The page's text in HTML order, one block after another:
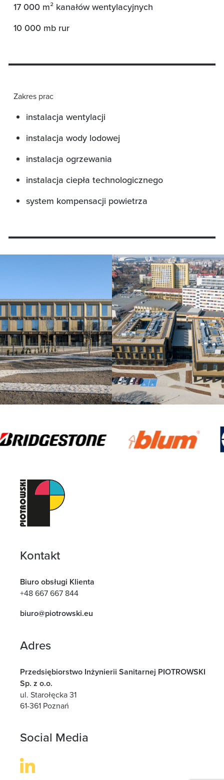
17 000 m² kanałów wentylacyjnych
10 000 mb rur
Zakres prac
instalacja wentylacji
instalacja wody lodowej
instalacja ogrzewania
instalacja ciepła technologicznego
system kompensacji powietrza
Kontakt
Biuro obsługi Klienta
+48 667 667 844
biuro@piotrowski.eu
Adres
Przedsiębiorstwo Inżynierii Sanitarnej PIOTROWSKI
Sp. z o.o.
ul. Starołęcka 31
61-361 Poznań
Social Media